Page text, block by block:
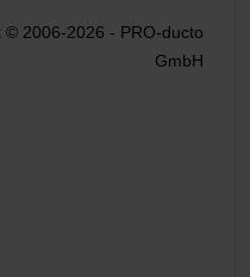
© 2006-2026 - PRO-ducto
GmbH